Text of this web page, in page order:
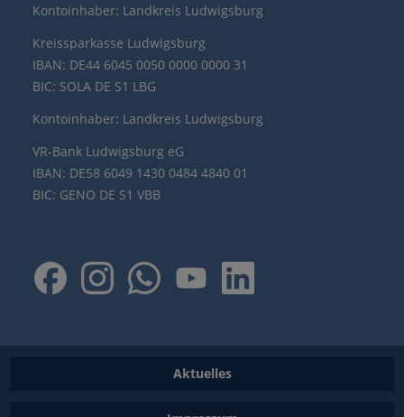
Kontoinhaber: Landkreis Ludwigsburg
Kreissparkasse Ludwigsburg
IBAN: DE44 6045 0050 0000 0000 31
BIC: SOLA DE S1 LBG
Kontoinhaber: Landkreis Ludwigsburg
VR-Bank Ludwigsburg eG
IBAN: DE58 6049 1430 0484 4840 01
BIC: GENO DE S1 VBB
Aktuelles